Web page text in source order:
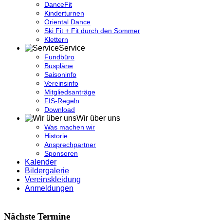
DanceFit
Kinderturnen
Oriental Dance
Ski Fit + Fit durch den Sommer
Klettern
Service
Fundbüro
Buspläne
Saisoninfo
Vereinsinfo
Mitgliedsanträge
FIS-Regeln
Download
Wir über uns
Was machen wir
Historie
Ansprechpartner
Sponsoren
Kalender
Bildergalerie
Vereinskleidung
Anmeldungen
Nächste Termine